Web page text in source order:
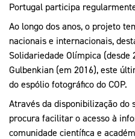
Portugal participa
Ao longo dos anos, o projeto
nacionais e internacionais,
Solidariedade Olímpica (desde
Gulbenkian (em 2016), este
do espólio fotográfico do COP.
Através da disponibilização do
procura facilitar o acesso à
comunidade científica e